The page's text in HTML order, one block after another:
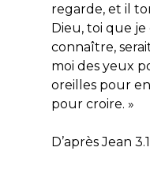
regarde, et il
Dieu, toi que je
connaître,
moi des yeux
oreilles pour
pour croire. »
D’après Jean